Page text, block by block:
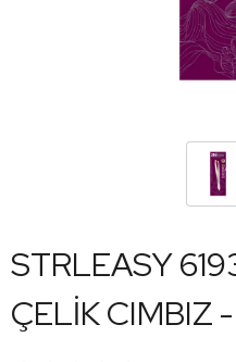
STRLEASY
ÇELİK CIMBIZ